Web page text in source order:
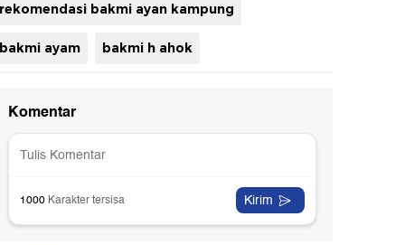
rekomendasi bakmi ayan kampung
bakmi ayam bakmi h ahok